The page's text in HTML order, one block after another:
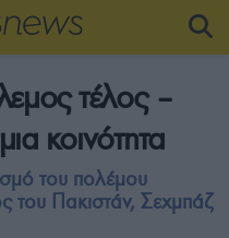
τέλος –
κοινότητα
του πολέμου
του Πακιστάν, Σεχμπάζ